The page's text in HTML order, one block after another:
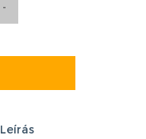
Leírás